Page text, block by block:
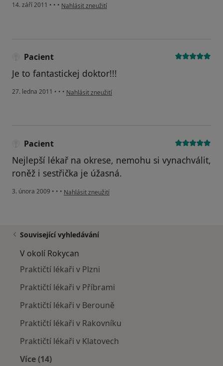
14. září 2011 • • • podle názoru uživatele Váš účet byl odstraněn
Nahlásit zneužití
Pacient
Je to fantastickej doktor!!!
27. ledna 2011 • • • podle názoru uživatele Pacient
Nahlásit zneužití
Pacient
Nejlepší lékař na okrese, nemohu si vynachválit,
roněž i sestřička je úžasná.
3. února 2009 • • • podle názoru uživatele Pacient
Nahlásit zneužití
Související vyhledávání
V okolí Rokycan
Praktičtí lékaři v Plzni
Praktičtí lékaři v Příbrami
Praktičtí lékaři v Berouně
Praktičtí lékaři v Rakovníku
Praktičtí lékaři v Klatovech
Více (14)